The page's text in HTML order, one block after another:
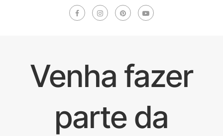
Venha fazer
parte da